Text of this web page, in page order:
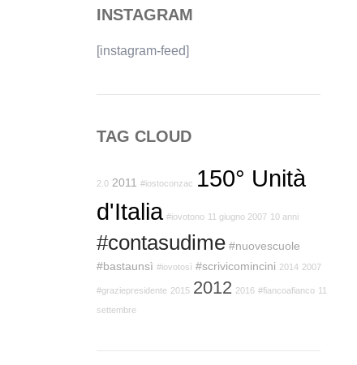
INSTAGRAM
[instagram-feed]
TAG CLOUD
2.0 2011 #iostoconzac 150° Unità
d'Italia #iovotono 11 giugno 2007 10 anni
#contasudime #nuovescuole
#bastaunsì #iovotosì #scrivicomincini 2014 2007
#graziepresidente 2015 2012 2016 #fiancoafianco 11
settembre